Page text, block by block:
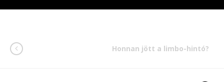
Honnan jött a limbo-hintó?